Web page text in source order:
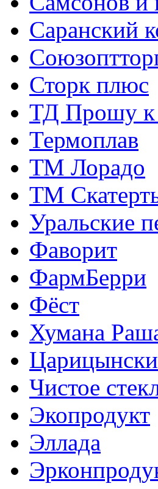
Саранский
Сторк плюс
ТД Прошу к
Термоплав
ТМ Лорадо
ТМ
Уральские
Фаворит
ФармБерри
Фёст
Хумана
Чистое
Экопродукт
Эллада